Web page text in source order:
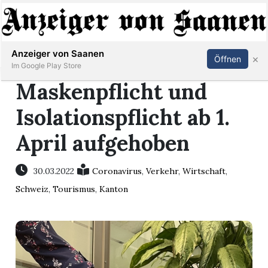
Events
Abonnieren Anmelden
Maskenpflicht und
Isolationspflicht ab 1.
April aufgehoben
30.03.2022 Coronavirus,Verkehr,Wirtschaft,
Schweiz,Tourismus,Kanton
Anzeiger von Saanen
Im Google Play Store
Öffnen ×